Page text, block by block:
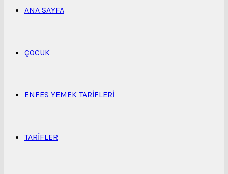
ANA SAYFA
ÇOCUK
ENFES YEMEK TARIFLERI
TARIFLER